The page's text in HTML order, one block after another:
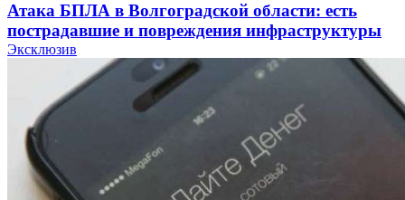
Атака БПЛА в Волгоградской области: есть
пострадавшие и повреждения инфраструктуры
Волгоградские вузы в топе зарплатного
рейтинга: ВолгГТУ и ВолгГМУ вошли в топ‑15
для химической отрасли и фармацевтики
18:39
Эксклюзив